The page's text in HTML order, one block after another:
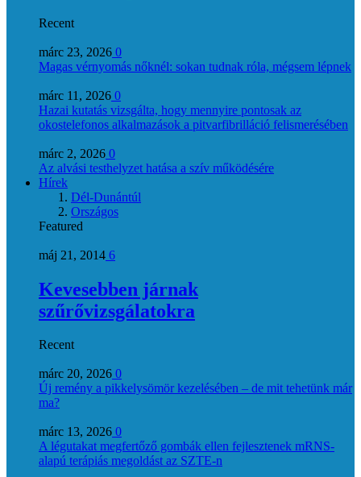
Recent
márc 23, 2026 0
Magas vérnyomás nőknél: sokan tudnak róla, mégsem lépnek
márc 11, 2026 0
Hazai kutatás vizsgálta, hogy mennyire pontosak az
okostelefonos alkalmazások a pitvarfibrilláció felismerésében
márc 2, 2026 0
Az alvási testhelyzet hatása a szív működésére
Hírek
Dél-Dunántúl
Országos
Featured
máj 21, 2014 6
Kevesebben járnak
szűrővizsgálatokra
Recent
márc 20, 2026 0
Új remény a pikkelysömör kezelésében – de mit tehetünk már
ma?
márc 13, 2026 0
A légutakat megfertőző gombák ellen fejlesztenek mRNS-
alapú terápiás megoldást az SZTE-n